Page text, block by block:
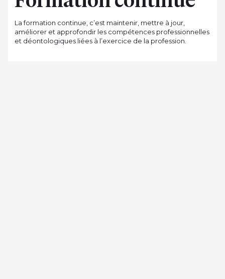
La formation continue, c’est maintenir, mettre à jour,
améliorer et approfondir les compétences professionnelles
et déontologiques liées à l’exercice de la profession.